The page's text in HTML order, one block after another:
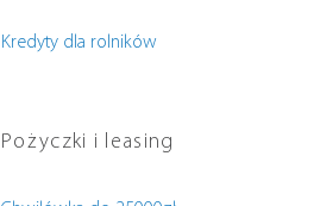
Kredyty dla rolników
Pożyczki i leasing